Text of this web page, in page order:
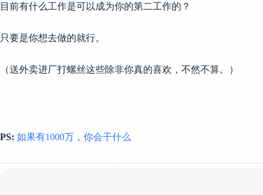
目前有什么工作是可以成为你的第二工作的？
只要是你想去做的就行。
（送外卖进厂打螺丝这些除非你真的喜欢，不然不算。）
PS: 如果有1000万，你会干什么